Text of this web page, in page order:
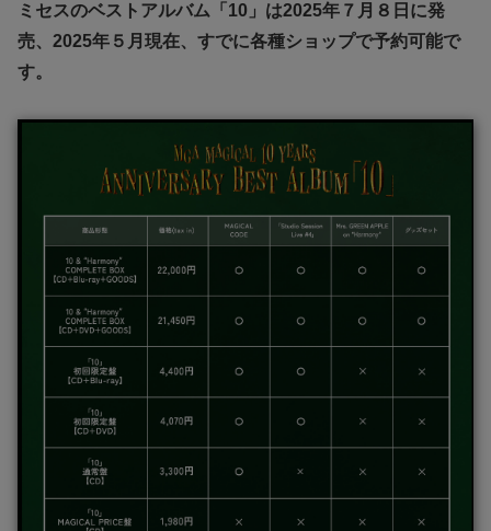
ミセスのベストアルバム「10」は2025年７月８日に発
売、2025年５月現在、すでに各種ショップで予約可能で
す。